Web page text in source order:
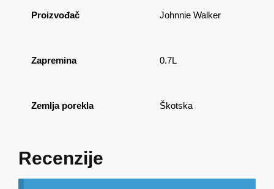
Proizvođač Johnnie Walker
Zapremina 0.7L
Zemlja porekla Škotska
Recenzije